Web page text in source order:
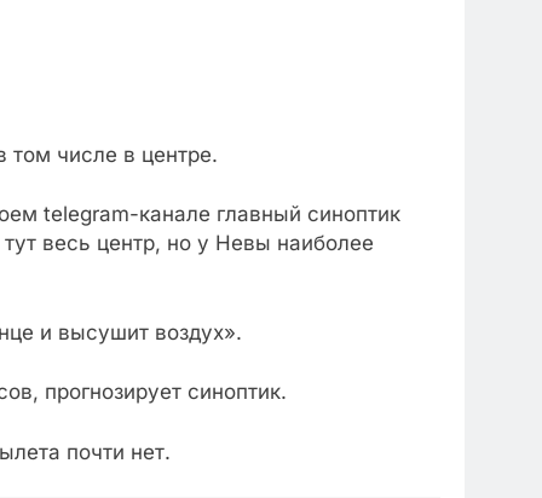
том числе в центре.
telegram-канале главный синоптик
весь центр, но у Невы наиболее
и высушит воздух».
прогнозирует синоптик.
почти нет.